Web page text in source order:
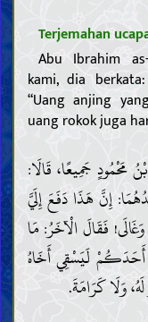
Terjemahan
Abu Ibrahim
kami, dia
“Uang anjing
uang rokok juga
مَحْمُودٍ جَمِيعًا، قَالَا:
إِنَّ هَذَا دَفَعَ إِلَيَّ
فَقَالَ الْآخَرُ: مَا
أَحَدَكُمْ لَيَسْقِي أَخَاهُ
وَلَا كَرَامَةَ.